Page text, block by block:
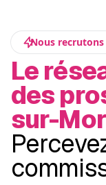
Nous
Le
des
sur-